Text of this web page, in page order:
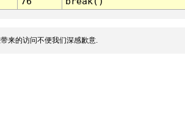
来的访问不便我们深感歉意.